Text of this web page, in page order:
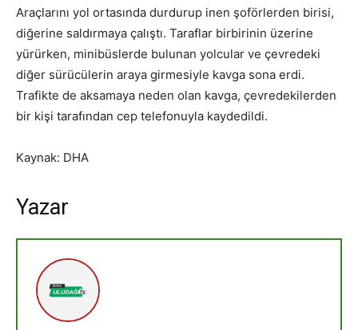
Araçlarını yol ortasında durdurup inen şoförlerden birisi,
diğerine saldırmaya çalıştı. Taraflar birbirinin üzerine
yürürken, minibüslerde bulunan yolcular ve çevredeki
diğer sürücülerin araya girmesiyle kavga sona erdi.
Trafikte de aksamaya neden olan kavga, çevredekilerden
bir kişi tarafından cep telefonuyla kaydedildi.
Kaynak: DHA
Yazar